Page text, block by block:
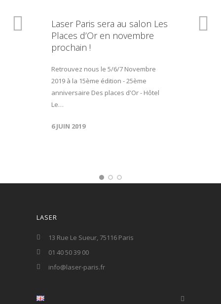
Laser Paris sera au salon Les
Places d’Or en novembre
prochain !
Retrouvez nous le 5/6/7 Novembre
2019 à la 15ème édition - 25ème
anniversaire Des places d'Or - Hôtel
Le…
6 JUIN 2019
LASER
13 Rue Le Sueur, 75116 Paris
01 40 50 39 00
info@laser-paris.fr